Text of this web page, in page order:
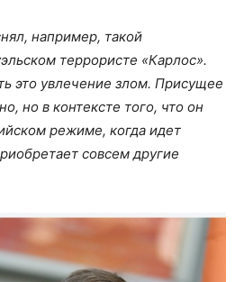
например, такой
террористе «Карлос».
это увлечение злом. Присущее
но в контексте того, что он
режиме, когда идет
совсем другие